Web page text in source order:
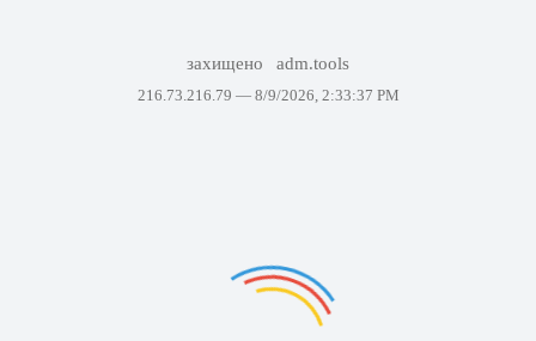
захищено adm.tools
216.73.216.79 — 8/9/2026, 2:33:37 PM